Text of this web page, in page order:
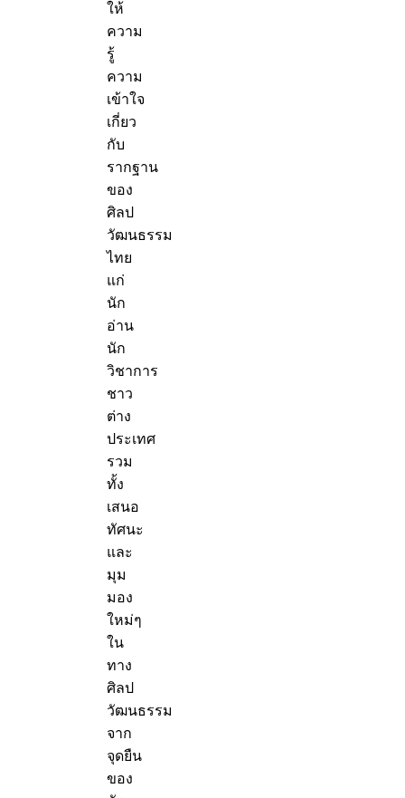
ให้
ความ
รู้
ความ
เข้าใจ
เกี่ยว
กับ
รากฐาน
ของ
ศิลป
วัฒนธรรม
ไทย
แก่
นัก
อ่าน
นัก
วิชาการ
ชาว
ต่าง
ประเทศ
รวม
ทั้ง
เสนอ
ทัศนะ
และ
มุม
มอง
ใหม่ๆ
ใน
ทาง
ศิลป
วัฒนธรรม
จาก
จุดยืน
ของ